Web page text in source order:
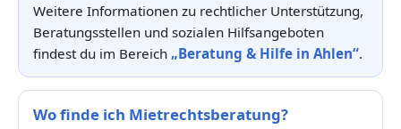
Weitere Informationen zu rechtlicher Unterstützung,
Beratungsstellen und sozialen Hilfsangeboten
findest du im Bereich „Beratung & Hilfe in Ahlen“.
Wo finde ich Mietrechtsberatung?